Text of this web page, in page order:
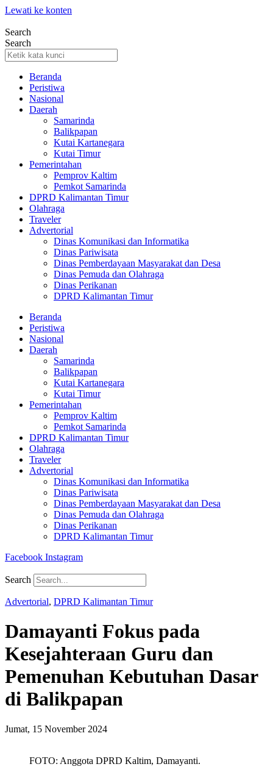
Lewati ke konten
Search
Search
Beranda
Peristiwa
Nasional
Daerah
Samarinda
Balikpapan
Kutai Kartanegara
Kutai Timur
Pemerintahan
Pemprov Kaltim
Pemkot Samarinda
DPRD Kalimantan Timur
Olahraga
Traveler
Advertorial
Dinas Komunikasi dan Informatika
Dinas Pariwisata
Dinas Pemberdayaan Masyarakat dan Desa
Dinas Pemuda dan Olahraga
Dinas Perikanan
DPRD Kalimantan Timur
Beranda
Peristiwa
Nasional
Daerah
Samarinda
Balikpapan
Kutai Kartanegara
Kutai Timur
Pemerintahan
Pemprov Kaltim
Pemkot Samarinda
DPRD Kalimantan Timur
Olahraga
Traveler
Advertorial
Dinas Komunikasi dan Informatika
Dinas Pariwisata
Dinas Pemberdayaan Masyarakat dan Desa
Dinas Pemuda dan Olahraga
Dinas Perikanan
DPRD Kalimantan Timur
Facebook Instagram
Search
Advertorial, DPRD Kalimantan Timur
Damayanti Fokus pada
Kesejahteraan Guru dan
Pemenuhan Kebutuhan Dasar
di Balikpapan
Jumat, 15 November 2024
FOTO: Anggota DPRD Kaltim, Damayanti.